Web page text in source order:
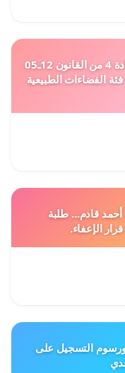
دعم ملف تفعيل النصوص التنظيمية للمادة 4 من القانون 12ـ05
الفضاءات الطبيعية
أحمد قادم... طلبة
الإعفاء.
التسجيل على